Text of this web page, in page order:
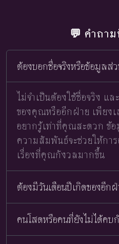
💬 คำถา
ต้องบอกชื่อจริงหรือข้อมูลส่
ไม่จำเป็นต้องใช้ชื่อจริง แ
ของคุณหรืออีกฝ่าย เพียง
อยากรู้เท่าที่คุณสะดวก ข้
ความสัมพันธ์จะช่วยให้กา
เรื่องที่คุณกังวลมากขึ้น
ต้องมีวันเดือนปีเกิดของอีก
คนโสดหรือคนที่ยังไม่ได้คบ